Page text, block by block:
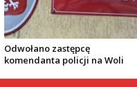
Odwołano zastępcę
komendanta policji na Woli